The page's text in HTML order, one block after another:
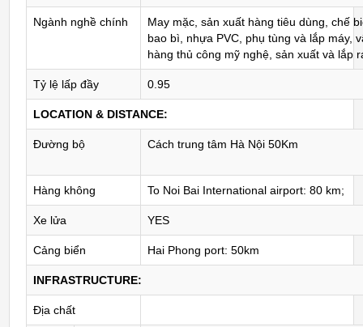
Ngành nghề chính
May mặc, sản xuất hàng tiêu dùng, chế
bao bì, nhựa PVC, phụ tùng và lắp máy,
hàng thủ công mỹ nghệ, sản xuất và lắp
Tỷ lệ lấp đầy 0.95
LOCATION & DISTANCE:
Đường bộ Cách trung tâm Hà Nội 50Km
Hàng không To Noi Bai International airport: 80 km;
Xe lửa YES
Cảng biển Hai Phong port: 50km
INFRASTRUCTURE:
Địa chất